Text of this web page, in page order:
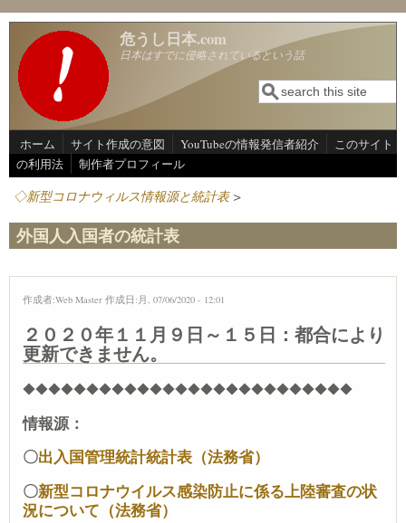
メインコンテンツに移動
危うし日本.com
日本はすでに侵略されているという話
検索フォーム
検索
ホーム サイト作成の意図 YouTubeの情報発信者紹介
このサイト
の利用法
制作者プロフィール
◇新型コロナウィルス情報源と統計表>
外国人入国者の統計表
作成者:Web Master 作成日:月, 07/06/2020 - 12:01
２０２０年１１月９日～１５日：都合により
更新できません。
◆◆◆◆◆◆◆◆◆◆◆◆◆◆◆◆◆◆◆◆◆◆◆◆◆◆
情報源：
〇出入国管理統計統計表（法務省）
〇新型コロナウイルス感染防止に係る上陸審査の状
況について（法務省）